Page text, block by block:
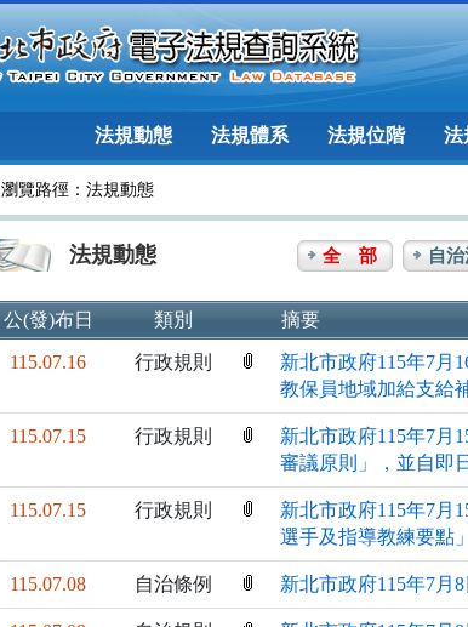
法規動態 法規體系 法規位階 法
瀏覽路徑： 法規動態
法規動態 全 部 自
公(發)布日 類別 摘要
115.07.16 行政規則
新北市政府115年7月
教保員地域加給支給
115.07.15 行政規則
新北市政府115年7月
審議原則」，並自即
115.07.15 行政規則
新北市政府115年7月
選手及指導教練要點
115.07.08 自治條例 新北市政府115年7月